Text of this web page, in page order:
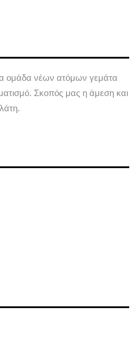
ομάδα νέων ατόμων γεμάτα
Σκοπός μας η άμεση και